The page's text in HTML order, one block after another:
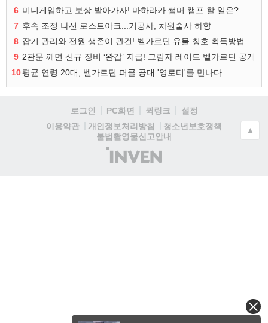
6 미니게임하고 보상 받아가자! 마하라카 썸머 캠프 할 일은?
7 후속 조정 나선 로스트아크...기공사, 차원술사 하향
8
9 2관문 깨면 신규 장비 ‘완갑’ 지급! 그림자 레이드 벨가르딘 공개
10평균 연령 20대, 벨가르딘 퍼클 공대 '영로티'를 만나다
로그인 PC화면 퀵링크
설정
이용약관
개인정보처리방침
청소년보호정책
불법촬영물신고안내
(주)
인
▲